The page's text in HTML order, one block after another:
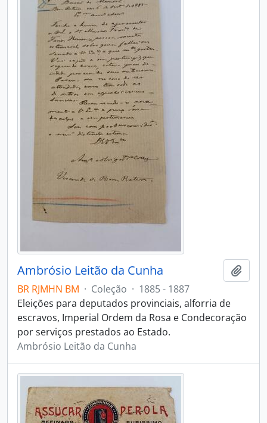
Ambrósio Leitão da Cunha
BR RJMHN BM · Coleção · 1885 - 1887
Eleições para deputados provinciais, alforria de
escravos, Imperial Ordem da Rosa e Condecoração
por serviços prestados ao Estado.
Ambrósio Leitão da Cunha